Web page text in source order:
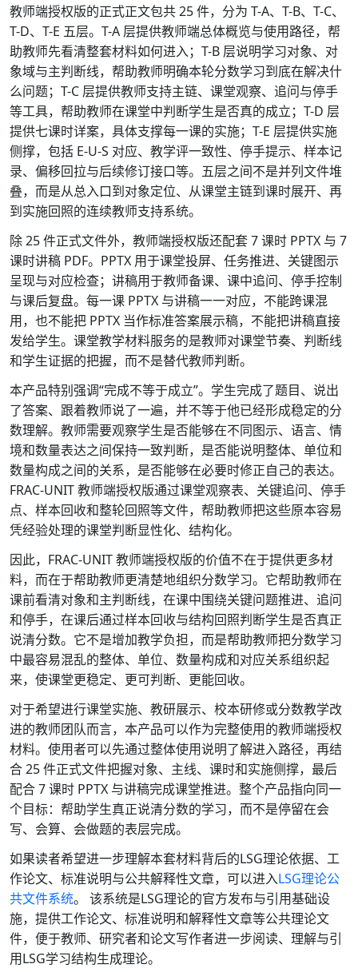
教师端授权版的正式正文包共 25 件，分为 T-A、T-B、T-C、
T-D、T-E 五层。T-A 层提供教师端总体概览与使用路径，帮
助教师先看清整套材料如何进入；T-B 层说明学习对象、对
象域与主判断线，帮助教师明确本轮分数学习到底在解决什
么问题；T-C 层提供教师支持主链、课堂观察、追问与停手
等工具，帮助教师在课堂中判断学生是否真的成立；T-D 层
提供七课时详案，具体支撑每一课的实施；T-E 层提供实施
侧撑，包括 E-U-S 对应、教学评一致性、停手提示、样本记
录、偏移回拉与后续修订接口等。五层之间不是并列文件堆
叠，而是从总入口到对象定位、从课堂主链到课时展开、再
到实施回照的连续教师支持系统。
除 25 件正式文件外，教师端授权版还配套 7 课时 PPTX 与 7
课时讲稿 PDF。PPTX 用于课堂投屏、任务推进、关键图示
呈现与对应检查；讲稿用于教师备课、课中追问、停手控制
与课后复盘。每一课 PPTX 与讲稿一一对应，不能跨课混
用，也不能把 PPTX 当作标准答案展示稿，不能把讲稿直接
发给学生。课堂教学材料服务的是教师对课堂节奏、判断线
和学生证据的把握，而不是替代教师判断。
本产品特别强调“完成不等于成立”。学生完成了题目、说出
了答案、跟着教师说了一遍，并不等于他已经形成稳定的分
数理解。教师需要观察学生是否能够在不同图示、语言、情
境和数量表达之间保持一致判断，是否能说明整体、单位和
数量构成之间的关系，是否能够在必要时修正自己的表达。
FRAC-UNIT 教师端授权版通过课堂观察表、关键追问、停手
点、样本回收和整轮回照等文件，帮助教师把这些原本容易
凭经验处理的课堂判断显性化、结构化。
因此，FRAC-UNIT 教师端授权版的价值不在于提供更多材
料，而在于帮助教师更清楚地组织分数学习。它帮助教师在
课前看清对象和主判断线，在课中围绕关键问题推进、追问
和停手，在课后通过样本回收与结构回照判断学生是否真正
说清分数。它不是增加教学负担，而是帮助教师把分数学习
中最容易混乱的整体、单位、数量构成和对应关系组织起
来，使课堂更稳定、更可判断、更能回收。
对于希望进行课堂实施、教研展示、校本研修或分数教学改
进的教师团队而言，本产品可以作为完整使用的教师端授权
材料。使用者可以先通过整体使用说明了解进入路径，再结
合 25 件正式文件把握对象、主线、课时和实施侧撑，最后
配合 7 课时 PPTX 与讲稿完成课堂推进。整个产品指向同一
个目标：帮助学生真正说清分数的学习，而不是停留在会
写、会算、会做题的表层完成。
如果读者希望进一步理解本套材料背后的LSG理论依据、工
作论文、标准说明与公共解释性文章，可以进入LSG理论公
共文件系统。 该系统是LSG理论的官方发布与引用基础设
施，提供工作论文、标准说明和解释性文章等公共理论文
件，便于教师、研究者和论文写作者进一步阅读、理解与引
用LSG学习结构生成理论。